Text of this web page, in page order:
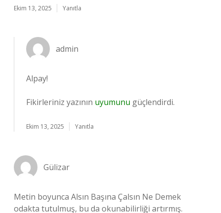
Ekim 13, 2025 Yanıtla
admin
Alpay!
Fikirleriniz yazının uyumunu güçlendirdi.
Ekim 13, 2025 Yanıtla
Gülizar
Metin boyunca Alsın Başına Çalsın Ne Demek
odakta tutulmuş, bu da okunabilirliği artırmış.